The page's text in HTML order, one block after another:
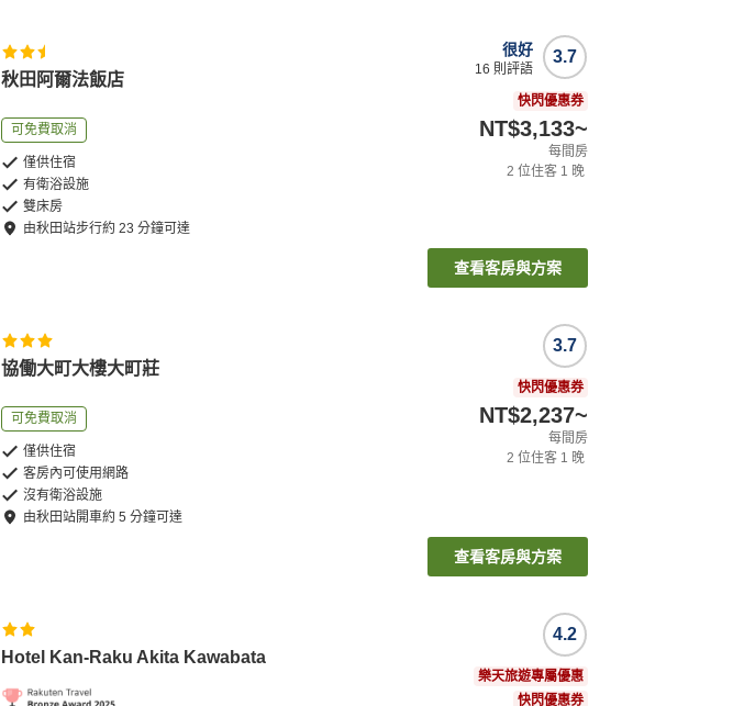
秋田阿爾法飯店
可免費取消
僅供住宿
有衛浴設施
雙床房
由秋田站步行約23 分鐘可達
3.7
很好
16 則評語
快閃優惠券
NT$3,133~
每間房
2 位住客 1 晚
查看客房與方案
協働大町大樓大町莊
可免費取消
僅供住宿
客房內可使用網路
沒有衛浴設施
由秋田站開車約5 分鐘可達
3.7
快閃優惠券
NT$2,237~
每間房
2 位住客 1 晚
查看客房與方案
Hotel Kan-Raku Akita Kawabata
4.2
樂天旅遊專屬優惠
快閃優惠券